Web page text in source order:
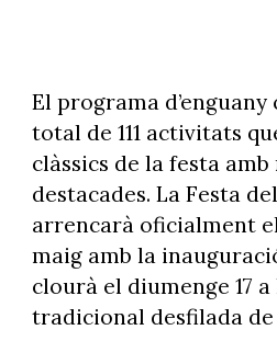
El programa
total de 111 activitats
clàssics de la festa
destacades. La Festa
arrencarà oficialment
maig amb la
clourà el diumenge 17
tradicional desfilada de